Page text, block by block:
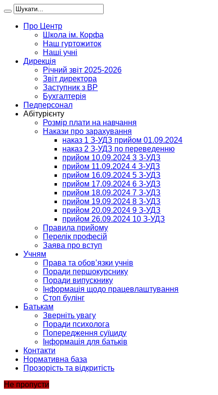
Про Центр
Школа ім. Корфа
Наш гуртожиток
Наші учні
Дирекція
Річний звіт 2025-2026
Звіт директора
Заступник з ВР
Бухгалтерія
Педперсонал
Абітурієнту
Розмір плати на навчання
Накази про зарахування
наказ 1 З-УДЗ прийом 01.09.2024
наказ 2 З-УДЗ по переведенню
прийом 10.09.2024 3 З-УДЗ
прийом 11.09.2024 4 З-УДЗ
прийом 16.09.2024 5 З-УДЗ
прийом 17.09.2024 6 З-УДЗ
прийом 18.09.2024 7 З-УДЗ
прийом 19.09.2024 8 З-УДЗ
прийом 20.09.2024 9 З-УДЗ
прийом 26.09.2024 10 З-УДЗ
Правила прийому
Перелік професій
Заява про вступ
Учням
Права та обов’язки учнів
Поради першокурснику
Поради випускнику
Інформація щодо працевлаштування
Стоп булінг
Батькам
Зверніть увагу
Поради психолога
Попередження суїциду
Інформація для батьків
Контакти
Нормативна база
Прозорість та відкритість
Не пропусти